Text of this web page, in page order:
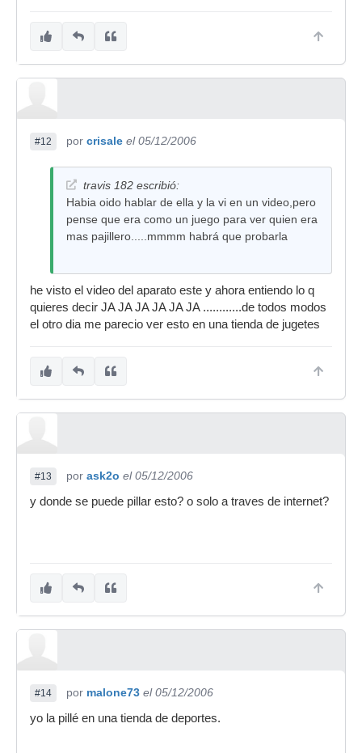
#12 por crisale el 05/12/2006
travis 182 escribió:
Habia oido hablar de ella y la vi en un video,pero
pense que era como un juego para ver quien era
mas pajillero.....mmmm habrá que probarla
he visto el video del aparato este y ahora entiendo lo q
quieres decir JA JA JA JA JA JA ............de todos modos
el otro dia me parecio ver esto en una tienda de jugetes
#13 por ask2o el 05/12/2006
y donde se puede pillar esto? o solo a traves de internet?
#14 por malone73 el 05/12/2006
yo la pillé en una tienda de deportes.